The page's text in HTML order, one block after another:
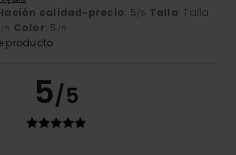
calidad-precio: 5/5 Talla: Talla
/5 Color: 5 /5
producto
5/5